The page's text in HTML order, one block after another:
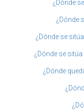
¿Dónde
¿Dónde
¿Dónde se
¿Dónde se
¿Dónde